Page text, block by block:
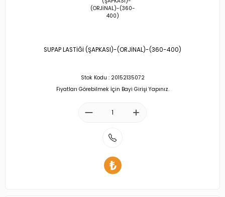
SUPAP LASTİĞİ (ŞAPKASI)-(ORJİNAL)-(360-400)
Stok Kodu : 20152135072
Fiyatları Görebilmek İçin Bayi Girişi Yapınız.